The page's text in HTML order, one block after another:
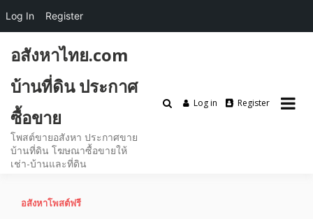
content
อสังหาไทย.com
บ้านที่ดิน ประกาศ
ซื้อขาย
โพสต์ขายอสังหา ประกาศขาย
บ้านที่ดิน โฆษณาซื้อขายให้
เช่า-บ้านและที่ดิน
Log in Register
อสังหาโพสต์ฟรี
Log In Register